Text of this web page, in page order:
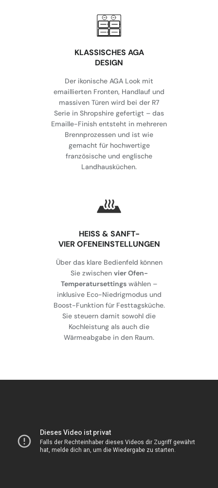
KLASSISCHES AGA
DESIGN
Der ikonische AGA Look mit
emaillierten Fronten, Handlauf und
massiven Türen wird bei der R7
Serie in Shropshire gefertigt – das
Emaille-Finish entsteht in mehreren
Brennprozessen und ist wie
gemacht für hochwertige
französische und englische
Landhausküchen.
HEISS & SANFT-
VIER OFENEINSTELLUNGEN
Über das klare Bedienfeld können
Sie zwischen vier Ofen-
Temperatursettings wählen –
inklusive Eco-Niedrigmodus und
Boost-Funktion für Festtagsküche.
Sie steuern damit sowohl die
Kochleistung als auch die
Wärmeabgabe in den Raum.